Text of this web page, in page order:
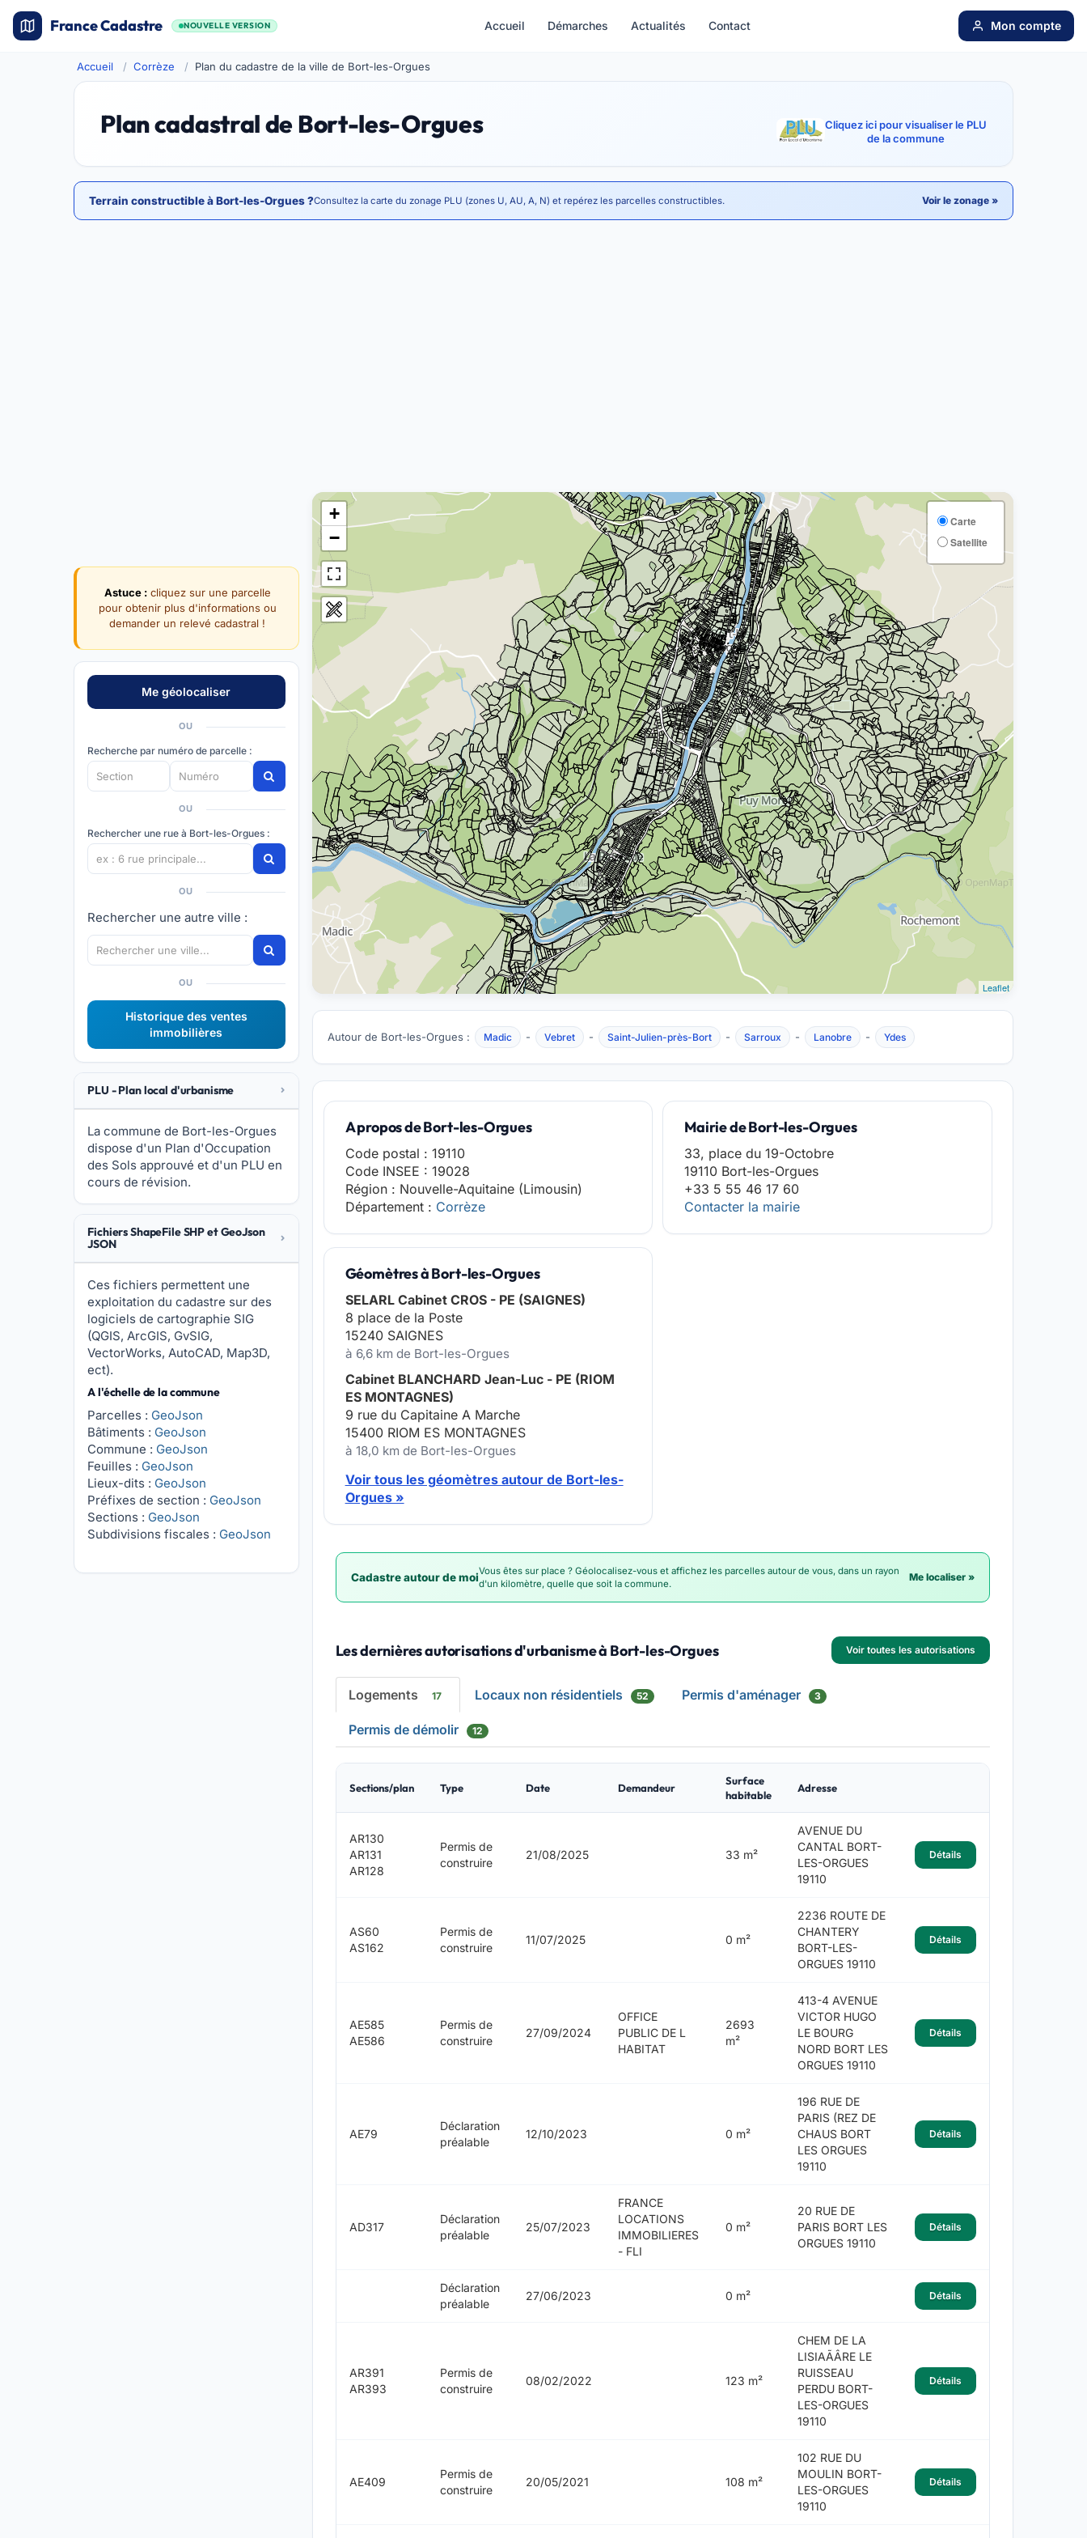
France Cadastre NOUVELLE VERSION Accueil Démarches Actualités Contact Mon compte
Accueil Corrèze Plan du cadastre de la ville de Bort-les-Orgues
Plan cadastral de Bort-les-Orgues
Cliquez ici pour visualiser le PLU
de la commune
Terrain constructible à Bort-les-Orgues ?Consultez la carte du zonage PLU (zones U, AU, A, N) et repérez les parcelles constructibles. Voir le zonage »
Astuce :cliquez sur une parcelle
pour obtenir plus d'informations ou
demander un relevé cadastral !
OU
Recherche par numéro de parcelle :
OU
Rechercher une rue à Bort-les-Orgues :
OU
Rechercher une autre ville :
OU
Historique des ventes
immobilières
PLU - Plan local d'urbanisme
La commune de Bort-les-Orgues
dispose d'un Plan d'Occupation
des Sols approuvé et d'un PLU en
cours de révision.
Fichiers ShapeFile SHP et GeoJson
JSON
Ces fichiers permettent une
exploitation du cadastre sur des
logiciels de cartographie SIG
(QGIS, ArcGIS, GvSIG,
VectorWorks, AutoCAD, Map3D,
ect).
A l'échelle de la commune
Parcelles : GeoJson
Bâtiments : GeoJson
Commune : GeoJson
Feuilles : GeoJson
Lieux-dits : GeoJson
Préfixes de section : GeoJson
Sections : GeoJson
Subdivisions fiscales : GeoJson
+
−
Carte
Satellite
Leaflet
Autour de Bort-les-Orgues : Madic - Vebret - Saint-Julien-près-Bort - Sarroux - Lanobre - Ydes
A propos de Bort-les-Orgues
Code postal : 19110
Code INSEE : 19028
Région : Nouvelle-Aquitaine (Limousin)
Département : Corrèze
Mairie de Bort-les-Orgues
33, place du 19-Octobre
19110 Bort-les-Orgues
+33 5 55 46 17 60
Contacter la mairie
Géomètres à Bort-les-Orgues
SELARL Cabinet CROS - PE (SAIGNES)
8 place de la Poste
15240 SAIGNES
à 6,6 km de Bort-les-Orgues
Cabinet BLANCHARD Jean-Luc - PE (RIOM
ES MONTAGNES)
9 rue du Capitaine A Marche
15400 RIOM ES MONTAGNES
à 18,0 km de Bort-les-Orgues
Voir tous les géomètres autour de Bort-les-
Orgues »
Cadastre autour de moiVous êtes sur place ? Géolocalisez-vous et affichez les parcelles autour de vous, dans un rayon
d'un kilomètre, quelle que soit la commune.
Me localiser »
Les dernières autorisations d'urbanisme à Bort-les-Orgues Voir toutes les autorisations
Logements 17 Locaux non résidentiels 52 Permis d'aménager 3
Permis de démolir 12
Sections/plan Type Date Demandeur
Surface
habitable
Adresse
AR130
AR131
AR128
Permis de
construire
21/08/2025 33 m²
AVENUE DU
CANTAL BORT-
LES-ORGUES
19110
Détails
AS60
AS162
Permis de
construire
11/07/2025 0 m²
2236 ROUTE DE
CHANTERY
BORT-LES-
ORGUES 19110
Détails
AE585
AE586
Permis de
construire
27/09/2024
OFFICE
PUBLIC DE L
HABITAT
2693
m²
413-4 AVENUE
VICTOR HUGO
LE BOURG
NORD BORT LES
ORGUES 19110
Détails
AE79
Déclaration
préalable
12/10/2023 0 m²
196 RUE DE
PARIS (REZ DE
CHAUS BORT
LES ORGUES
19110
Détails
AD317
Déclaration
préalable
25/07/2023
FRANCE
LOCATIONS
IMMOBILIERES
- FLI
0 m²
20 RUE DE
PARIS BORT LES
ORGUES 19110
Détails
Déclaration
préalable
27/06/2023 0 m² Détails
AR391
AR393
Permis de
construire
08/02/2022 123 m²
CHEM DE LA
LISIAÃÂRE LE
RUISSEAU
PERDU BORT-
LES-ORGUES
19110
Détails
AE409
Permis de
construire
20/05/2021 108 m²
102 RUE DU
MOULIN BORT-
LES-ORGUES
19110
Détails